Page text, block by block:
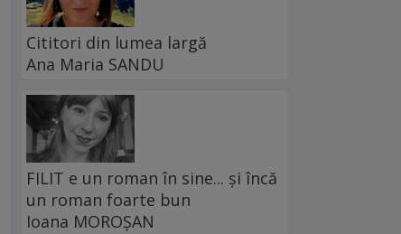
Cititori din lumea largă
Ana Maria SANDU
FILIT e un roman în sine... și încă
un roman foarte bun
Ioana MOROȘAN